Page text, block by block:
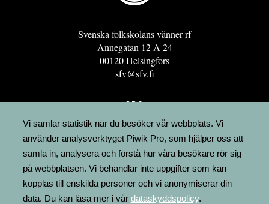
Svenska folkskolans vänner rf
Annegatan 12 A 24
00120 Helsingfors
sfv@sfv.fi
GRO
FÖRENINGSRESURSEN
MINNESRUNOR.FI
UPPSLAGSVERKET FINLAND
LÄGENHETER
FAKTURERING
Vi samlar statistik när du besöker vår webbplats. Vi
använder analysverktyget Piwik Pro, som hjälper oss att
samla in, analysera och förstå hur våra besökare rör sig
på webbplatsen. Vi behandlar inte uppgifter som kan
kopplas till enskilda personer och vi anonymiserar din
data. Du kan läsa mer i vår dataskyddspolicy.